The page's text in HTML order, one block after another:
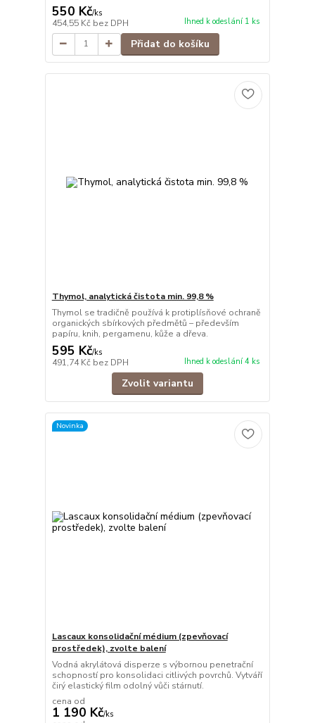
550 Kč/ks
454,55 Kč bez DPH Ihned k odeslání 1 ks
Přidat do košíku
Thymol, analytická čistota min. 99,8 %
Thymol se tradičně používá k protiplísňové ochraně
organických sbírkových předmětů – především
papíru, knih, pergamenu, kůže a dřeva.
595 Kč/ks
491,74 Kč bez DPH Ihned k odeslání 4 ks
Zvolit variantu
Novinka
Lascaux konsolidační médium (zpevňovací
prostředek), zvolte balení
Vodná akrylátová disperze s výbornou penetrační
schopností pro konsolidaci citlivých povrchů. Vytváří
čirý elastický film odolný vůči stárnutí.
cena od
1 190 Kč/ks